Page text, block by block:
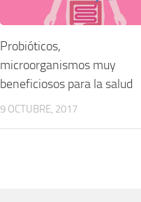
Probióticos,
microorganismos muy
beneficiosos para la salud
9 OCTUBRE, 2017